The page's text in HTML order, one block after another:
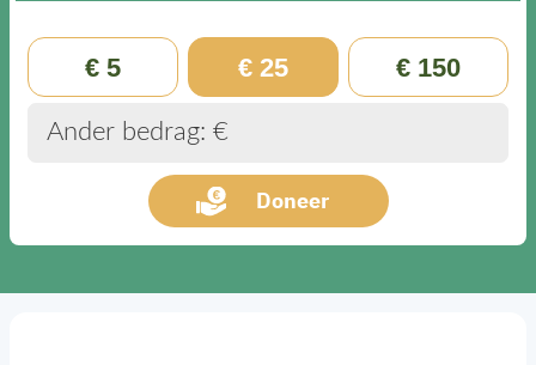
€ 5 € 25 € 150
Ander bedrag: €
Doneer